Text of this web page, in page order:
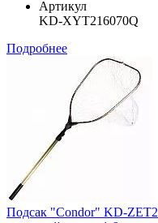
Артикул
KD-XYT216070Q
Подробнее
Подсак "Condor" KD-